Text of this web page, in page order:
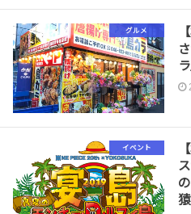
グルメ
ラ
イベント